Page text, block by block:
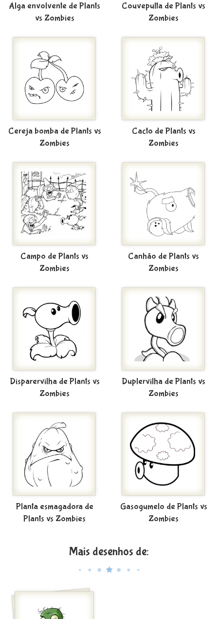
Alga envolvente de Plants
vs Zombies
Couvepulta de Plants vs
Zombies
Cereja bomba de Plants vs
Zombies
Cacto de Plants vs
Zombies
Campo de Plants vs
Zombies
Canhão de Plants vs
Zombies
Disparervilha de Plants vs
Zombies
Duplervilha de Plants vs
Zombies
Planta esmagadora de
Plants vs Zombies
Gasogumelo de Plants vs
Zombies
Mais desenhos de: